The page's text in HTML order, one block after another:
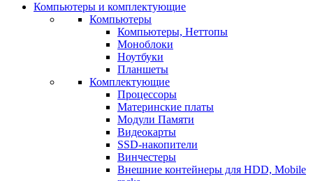
Компьютеры и комплектующие
Компьютеры
Компьютеры, Неттопы
Моноблоки
Ноутбуки
Планшеты
Комплектующие
Процессоры
Материнские платы
Модули Памяти
Видеокарты
SSD-накопители
Винчестеры
Внешние контейнеры для HDD, Mobile